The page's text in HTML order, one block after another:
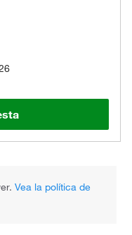
Vea la política de